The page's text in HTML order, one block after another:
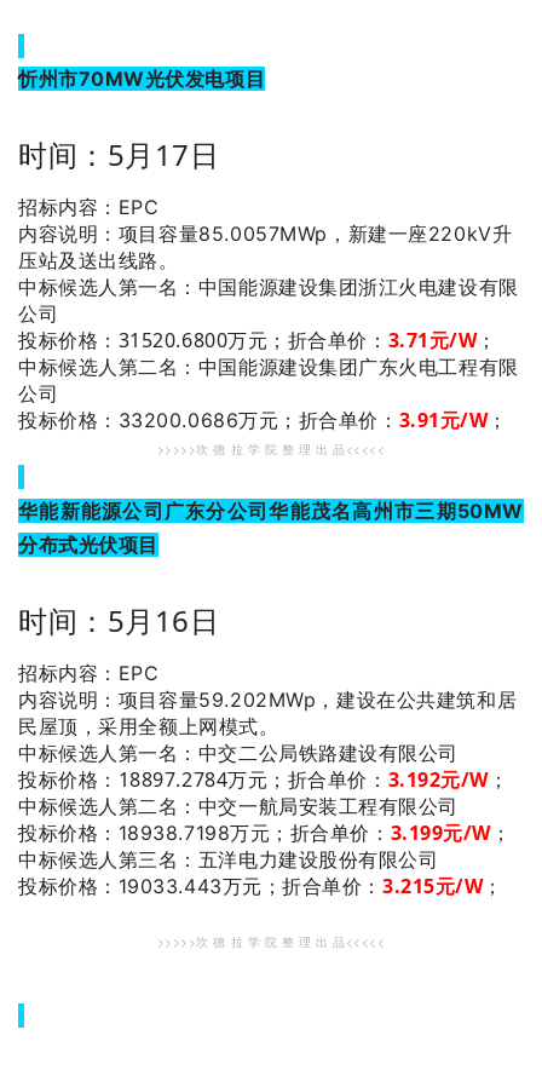
忻州市70MW光伏发电项目
时间：5月17日
招标内容：EPC
内容说明：项目容量85.0057MWp， 新建一座220kV升
压站及送出线路。
中标候选人第一名 ：中国能源建设集团浙江火电建设有限
公司
投标价格：31520.6800万元； 折合单价： 3.71元/W；
中标候选人第二名 ：中国能源建设集团广东火电工程有限
公司
投标价格：33200.0686万元； 折合单价： 3.91元/W；
>>>>>坎 德 拉 学 院 整 理 出 品<<<<<
华能新能源公司广东分公司华能茂名高州市三期50MW
分布式光伏项目
时间：5月16日
招标内容：EPC
内容说明：项目容量59.202MWp， 建设在公共建筑和居
民屋顶，采用全额上网模式。
中标候选人第一名 ：中交二公局铁路建设有限公司
投标价格：18897.2784万元； 折合单价： 3.192元/W；
中标候选人第二名 ：中交一航局安装工程有限公司
投标价格：18938.7198万元； 折合单价： 3.199元/W；
中标候选人第三名 ：五洋电力建设股份有限公司
投标价格：19033.443万元；折合单价： 3.215元/W；
>>>>>坎 德 拉 学 院 整 理 出 品<<<<<